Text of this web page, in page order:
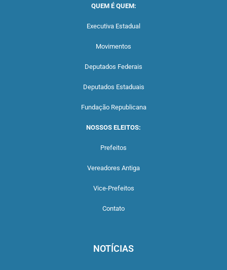
QUEM É QUEM:
Executiva Estadual
Movimentos
Deputados Federais
Deputados Estaduais
Fundação Republicana
NOSSOS ELEITOS:
Prefeitos
Vereadores Antiga
Vice-Prefeitos
Contato
NOTÍCIAS